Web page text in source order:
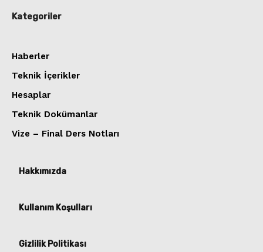
Kategoriler
Haberler
Teknik İçerikler
Hesaplar
Teknik Dokümanlar
Vize – Final Ders Notları
Hakkımızda
Kullanım Koşulları
Gizlilik Politikası